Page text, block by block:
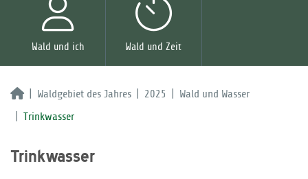
Wald und ich Wald und Zeit
Waldgebiet des Jahres 2025
Wald und Wasser
Trinkwasser
Trinkwasser